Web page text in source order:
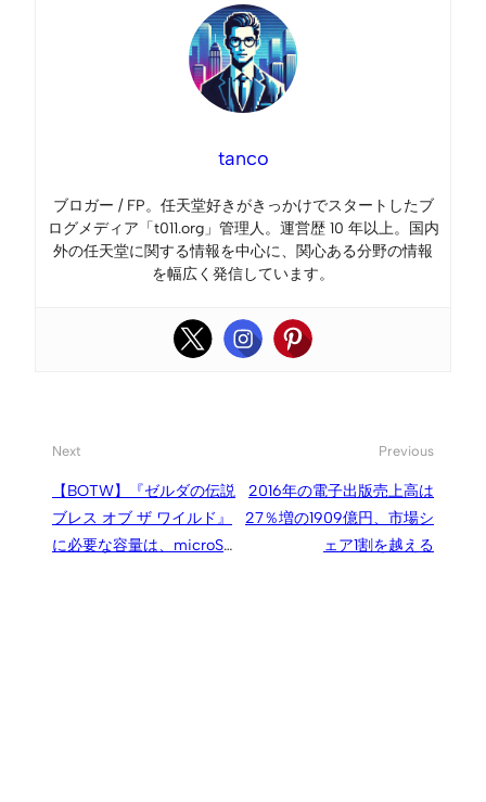
tanco
ブロガー / FP。任天堂好きがきっかけでスタートしたブ
ログメディア「t011.org」管理人。運営歴 10 年以上。国内
外の任天堂に関する情報を中心に、関心ある分野の情報
を幅広く発信しています。
Next
【BOTW】『ゼルダの伝説
ブレス オブ ザ ワイルド』
に必要な容量は、microSD
Previous
2016年の電子出版売上高は
27％増の1909億円、市場シ
ェア1割を越える